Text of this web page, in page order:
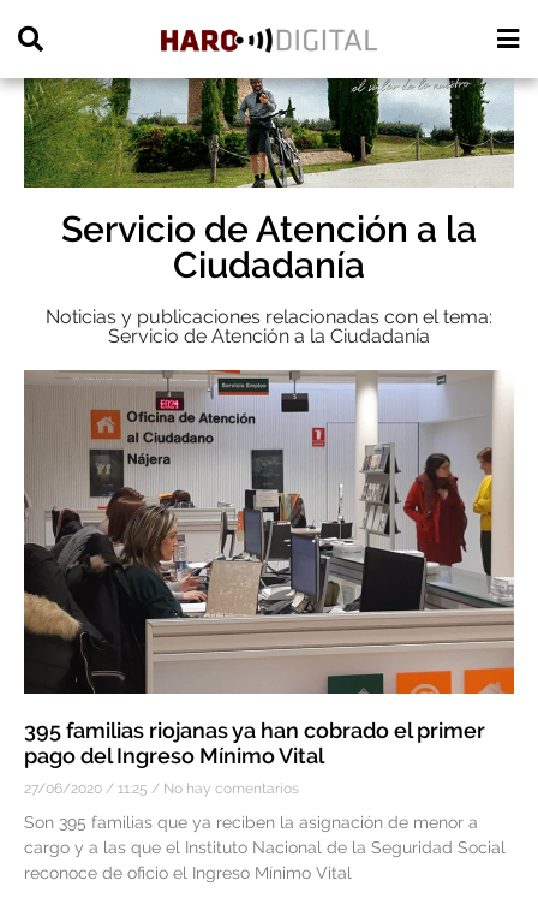
Servicio de Atención a la
Ciudadanía
Noticias y publicaciones relacionadas con el tema:
Servicio de Atención a la Ciudadanía
395 familias riojanas ya han cobrado el primer
pago del Ingreso Mínimo Vital
27/06/2020 11:25 No hay comentarios
Son 395 familias que ya reciben la asignación de menor a
cargo y a las que el Instituto Nacional de la Seguridad Social
reconoce de oficio el Ingreso Mínimo Vital